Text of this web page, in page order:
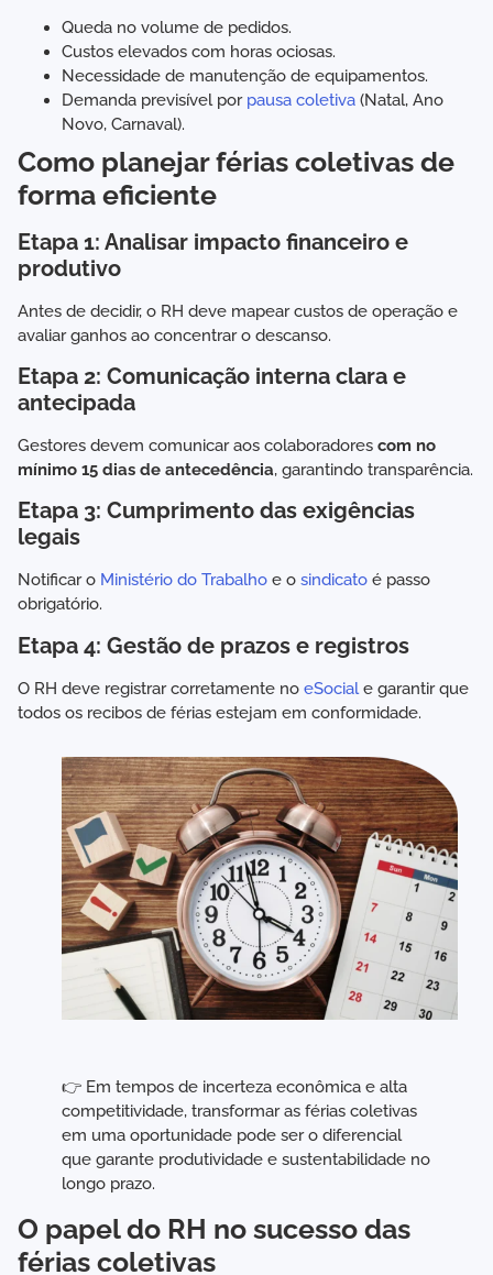
Queda no volume de pedidos.
Custos elevados com horas ociosas.
Necessidade de manutenção de equipamentos.
Demanda previsível por pausa coletiva (Natal, Ano
Novo, Carnaval).
Como planejar férias coletivas de
forma eficiente
Etapa 1: Analisar impacto financeiro e
produtivo
Antes de decidir, o RH deve mapear custos de operação e
avaliar ganhos ao concentrar o descanso.
Etapa 2: Comunicação interna clara e
antecipada
Gestores devem comunicar aos colaboradores com no
mínimo 15 dias de antecedência, garantindo transparência.
Etapa 3: Cumprimento das exigências
legais
Notificar o Ministério do Trabalho e o sindicato é passo
obrigatório.
Etapa 4: Gestão de prazos e registros
O RH deve registrar corretamente no eSociale garantir que
todos os recibos de férias estejam em conformidade.
👉 Em tempos de incerteza econômica e alta
competitividade, transformar as férias coletivas
em uma oportunidade pode ser o diferencial
que garante produtividade e sustentabilidade no
longo prazo.
O papel do RH no sucesso das
férias coletivas